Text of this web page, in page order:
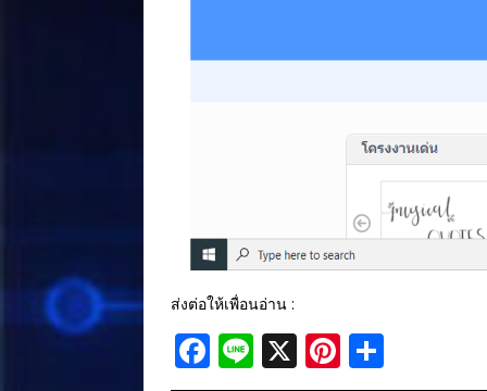
ส่งต่อให้เพื่อนอ่าน :
F Li X Pi